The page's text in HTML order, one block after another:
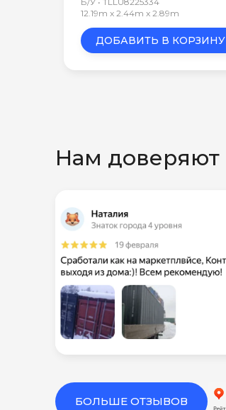
12.19m x 2.44m x 2.89m
ДОБАВИТЬ В КОРЗИНУ
Нам доверяют
БОЛЬШЕ ОТЗЫВОВ